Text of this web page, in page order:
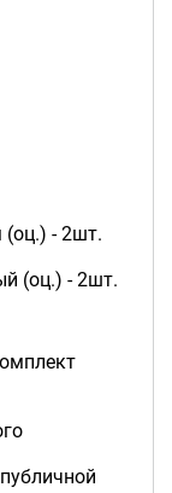
- 2шт.
(оц.) - 2шт.